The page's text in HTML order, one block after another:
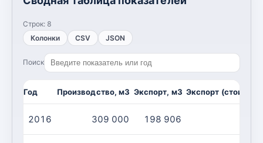
Строк: 8
Колонки
CSV JSON
Поиск
Год Производство, м3 Экспорт, м3 Экспорт
2016 309 000 198 906